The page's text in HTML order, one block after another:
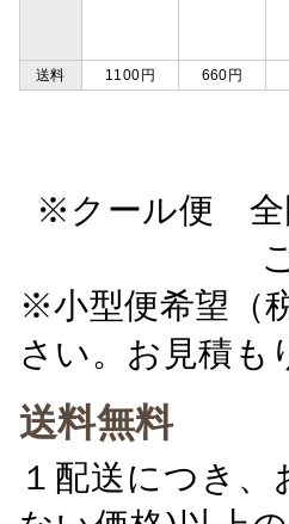
送料
1100円 660円
※クール便 全
※小型便希望（
さい。お見積も
送料無料
１配送につき